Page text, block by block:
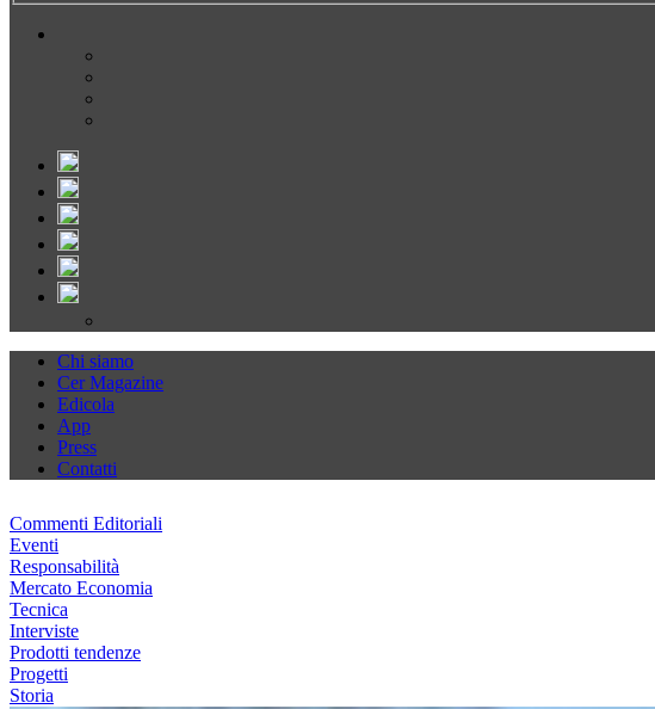
Chi siamo
Cer Magazine
Edicola
App
Press
Contatti
Commenti Editoriali
Eventi
Responsabilità
Mercato Economia
Tecnica
Interviste
Prodotti tendenze
Progetti
Storia